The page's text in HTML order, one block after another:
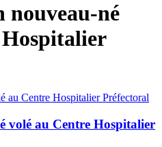
nouveau-né
volé au Centre Hospitalier